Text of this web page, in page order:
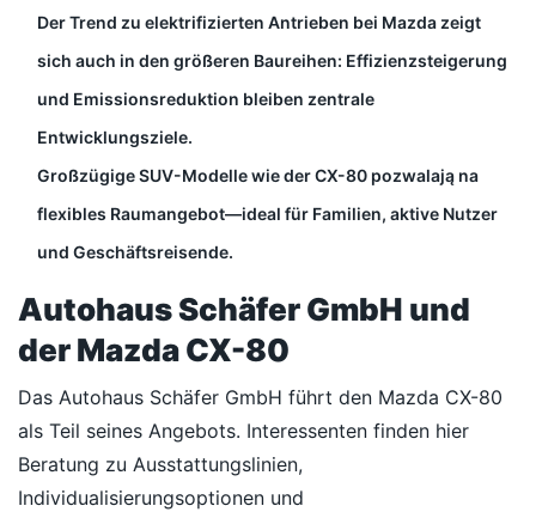
Der Trend zu elektrifizierten Antrieben bei Mazda zeigt
sich auch in den größeren Baureihen: Effizienzsteigerung
und Emissionsreduktion bleiben zentrale
Entwicklungsziele.
Großzügige SUV-Modelle wie der CX-80 pozwalają na
flexibles Raumangebot—ideal für Familien, aktive Nutzer
und Geschäftsreisende.
Autohaus Schäfer GmbH und
der Mazda CX-80
Das Autohaus Schäfer GmbH führt den Mazda CX-80
als Teil seines Angebots. Interessenten finden hier
Beratung zu Ausstattungslinien,
Individualisierungsoptionen und